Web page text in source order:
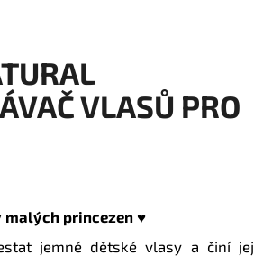
VLASŮ PRO
princezen ♥
jemné dětské vlasy a činí jej